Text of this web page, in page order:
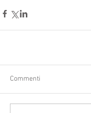
Commenti